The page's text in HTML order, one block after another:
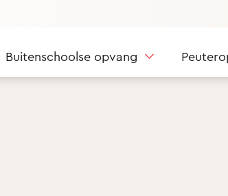
Buitenschoolse opvang